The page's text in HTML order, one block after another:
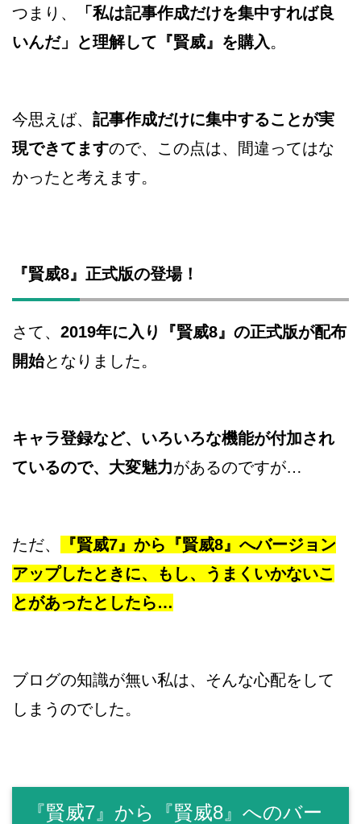
つまり、
「私は記事作成だけを集中すれば良
いんだ」と理解して『賢威』を購入 。
今思えば、 記事作成だけに集中することが実
現できてますので、この点は、間違ってはな
かったと考えます。
『賢威8』正式版の登場！
さて、 2019年に入り『賢威8』の正式版が配布
開始となりました。
キャラ登録など、いろいろな機能が付加され
ているので、大変魅力があるのですが…
ただ、
『賢威7』から『賢威8』へバージョン
アップしたときに、もし、うまくいかないこ
とがあったとしたら…
ブログの知識が無い私は、そんな心配をして
しまうのでした。
『賢威7』から『賢威8』へのバー